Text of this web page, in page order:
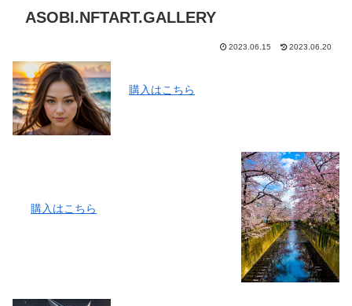
ASOBI.NFTART.GALLERY
2023.06.15 2023.06.20
購入はこちら
購入はこ ちら